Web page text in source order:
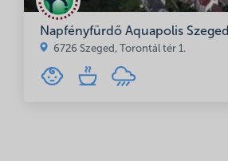
Napfényfürdő Aquapolis Szeged
6726 Szeged, Torontál tér 1.